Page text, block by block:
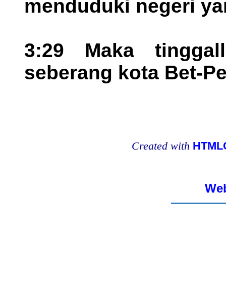
menduduki negeri
3:29 Maka
seberang kota Bet-
Created with